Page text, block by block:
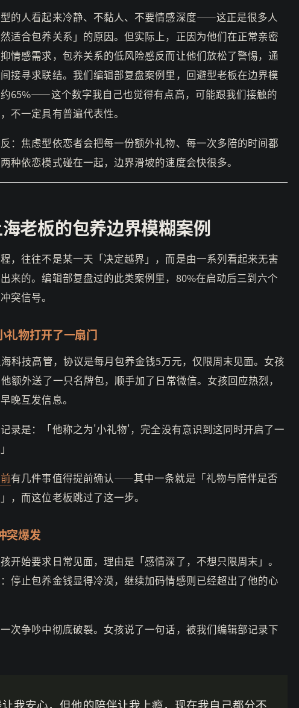
的人看起来冷静、不黏人、不要情感深度——这正是很多人
适合包养关系」的原因。但实际上，正因为他们在正常亲密
情感需求，包养关系的低风险感反而让他们放松了警惕，通
接寻求联结。我们编辑部复盘案例里，回避型老板在边界模
65%——这个数字我自己也觉得有点高，可能跟我们接触的
不一定具有普遍代表性。
：焦虑型依恋者会把每一份额外礼物、每一次多陪的时间都
种依恋模式碰在一起，边界滑坡的速度会快很多。
老板的包养边界模糊案例
，往往不是某一天「决定越界」，而是由一系列看起来无害
来的。编辑部复盘过的此类案例里，80%在启动后三到六个
突信号。
礼物打开了一扇门
科技高管，协议是每月包养金钱5万元，仅限周末见面。女孩
额外送了一只名牌包，顺手加了日常微信。女孩回应热烈，
晚互发信息。
录是：「他称之为'小礼物'，完全没有意识到这同时开启了一
有几件事值得提前确认——其中一条就是「礼物与陪伴是否
，而这位老板跳过了这一步。
突爆发
开始要求日常见面，理由是「感情深了，不想只限周末」。
停止包养金钱显得冷漠，继续加码情感则已经超出了他的心
次争吵中彻底破裂。女孩说了一句话，被我们编辑部记录下
让我安心，但他的陪伴让我上瘾，现在我自己都分不